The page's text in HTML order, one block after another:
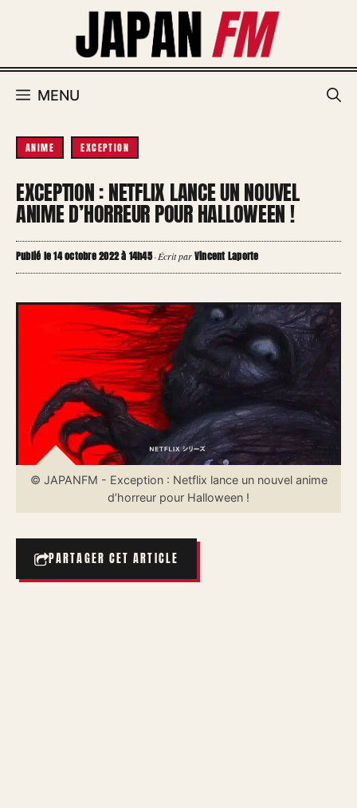
MENU
ANIME EXCEPTION
EXCEPTION : NETFLIX LANCE UN NOUVEL
ANIME D’HORREUR POUR HALLOWEEN !
Publié le 14 octobre 2022 à 14h45·Écrit parVincent Laporte
© JAPANFM - Exception : Netflix lance un nouvel anime
d’horreur pour Halloween !
PARTAGER CET ARTICLE